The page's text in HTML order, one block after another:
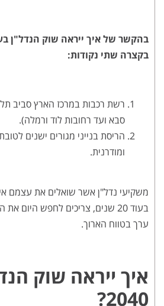
בקצרה שתי נקודות:
רשת רכבות במרכז הארץ סביב
סבא ועד רחובות לוד ורמלה).
הריסת בנייני מגורים ישנים
ומודרנית.
משקיעי נדל"ן אשר שואלים את עצמם
בעוד 20 שנים, צריכים לחפש
ערך בטווח הארוך.
איך ייראה שוק
2040?